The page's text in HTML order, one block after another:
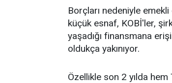
Borçları nedeniyle
küçük esnaf, KOBİ'ler,
yaşadığı finansmana
oldukça yakınıyor.
Özellikle son 2 yılda